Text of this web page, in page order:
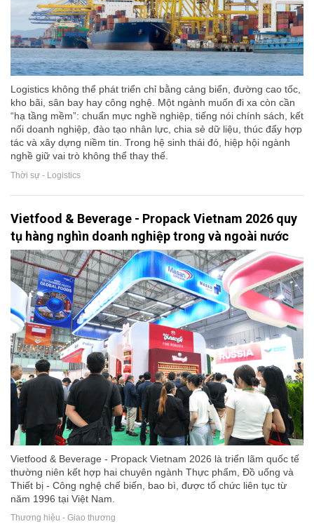
Logistics không thể phát triển chỉ bằng cảng biển, đường cao tốc,
kho bãi, sân bay hay công nghệ. Một ngành muốn đi xa còn cần
“hạ tầng mềm”: chuẩn mực nghề nghiệp, tiếng nói chính sách, kết
nối doanh nghiệp, đào tạo nhân lực, chia sẻ dữ liệu, thúc đẩy hợp
tác và xây dựng niềm tin. Trong hệ sinh thái đó, hiệp hội ngành
nghề giữ vai trò không thể thay thế.
Thời sự - Logistics
Vietfood & Beverage - Propack Vietnam 2026 quy
tụ hàng nghìn doanh nghiệp trong và ngoài nước
Vietfood & Beverage - Propack Vietnam 2026 là triển lãm quốc tế
thường niên kết hợp hai chuyên ngành Thực phẩm, Đồ uống và
Thiết bị - Công nghệ chế biến, bao bì, được tổ chức liên tục từ
năm 1996 tại Việt Nam.
Thương hiệu - Giao thương